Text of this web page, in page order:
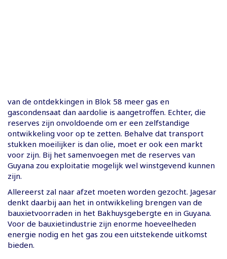
van de ontdekkingen in Blok 58 meer gas en
gascondensaat dan aardolie is aangetroffen. Echter, die
reserves zijn onvoldoende om er een zelfstandige
ontwikkeling voor op te zetten. Behalve dat transport
stukken moeilijker is dan olie, moet er ook een markt
voor zijn. Bij het samenvoegen met de reserves van
Guyana zou exploitatie mogelijk wel winstgevend kunnen
zijn.
Allereerst zal naar afzet moeten worden gezocht. Jagesar
denkt daarbij aan het in ontwikkeling brengen van de
bauxietvoorraden in het Bakhuysgebergte en in Guyana.
Voor de bauxietindustrie zijn enorme hoeveelheden
energie nodig en het gas zou een uitstekende uitkomst
bieden.